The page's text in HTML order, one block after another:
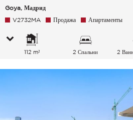
Goya, Мадрид
V2732MA Продажа Апартаменты
112 m² 2 Спальни 2